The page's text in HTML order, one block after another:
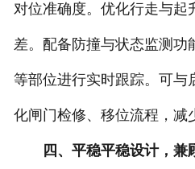
对位准确度。优化行走与起
差。配备防撞与状态监测功
等部位进行实时跟踪。可与
化闸门检修、移位流程，减
四、平稳平稳设计，兼